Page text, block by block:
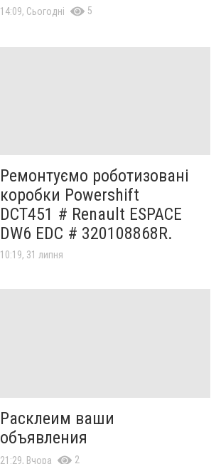
14:09, Сьогодні 5
Ремонтуємо роботизовані
коробки Powershift
DCT451 # Renault ESPACE
DW6 EDC # 320108868R.
10:19, 31 липня
Расклеим ваши
объявления
21:29, Вчора 2